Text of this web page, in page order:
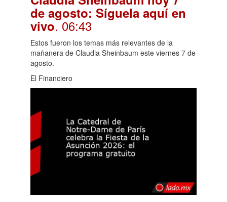
de agosto: Síguela aquí en
vivo. 06:43
Estos fueron los temas más relevantes de la
mañanera de Claudia Sheinbaum este viernes 7 de
agosto.
El Financiero